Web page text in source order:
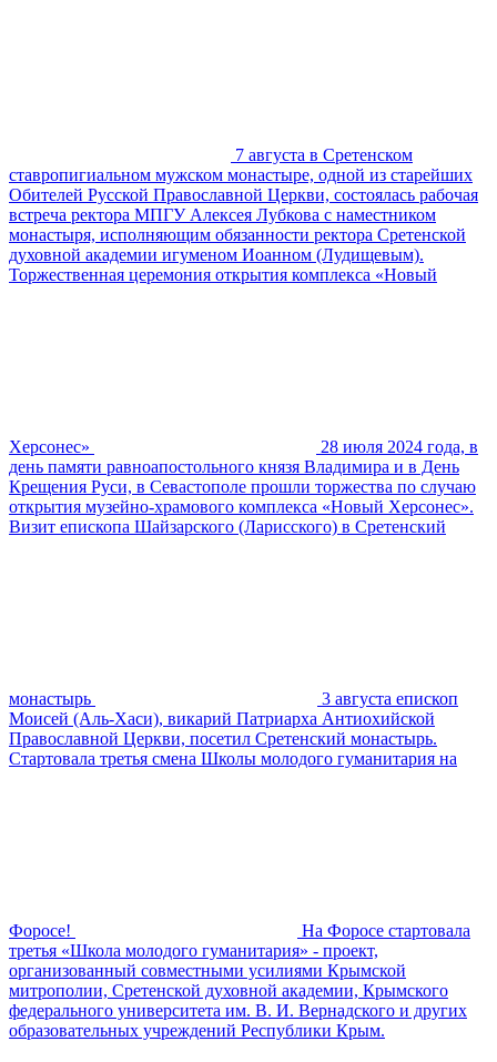
7 августа в Сретенском
ставропигиальном мужском монастыре, одной из старейших
Обителей Русской Православной Церкви, состоялась рабочая
встреча ректора МПГУ Алексея Лубкова с наместником
монастыря, исполняющим обязанности ректора Сретенской
духовной академии игуменом Иоанном (Лудищевым).
Торжественная церемония открытия комплекса «Новый
Херсонес»
28 июля 2024 года, в
день памяти равноапостольного князя Владимира и в День
Крещения Руси, в Севастополе прошли торжества по случаю
открытия музейно-храмового комплекса «Новый Херсонес».
Визит епископа Шайзарского (Ларисского) в Сретенский
монастырь
3 августа епископ
Моисей (Аль-Хаси), викарий Патриарха Антиохийской
Православной Церкви, посетил Сретенский монастырь.
Стартовала третья смена Школы молодого гуманитария на
Форосе!
На Форосе стартовала
третья «Школа молодого гуманитария» - проект,
организованный совместными усилиями Крымской
митрополии, Сретенской духовной академии, Крымского
федерального университета им. В. И. Вернадского и других
образовательных учреждений Республики Крым.